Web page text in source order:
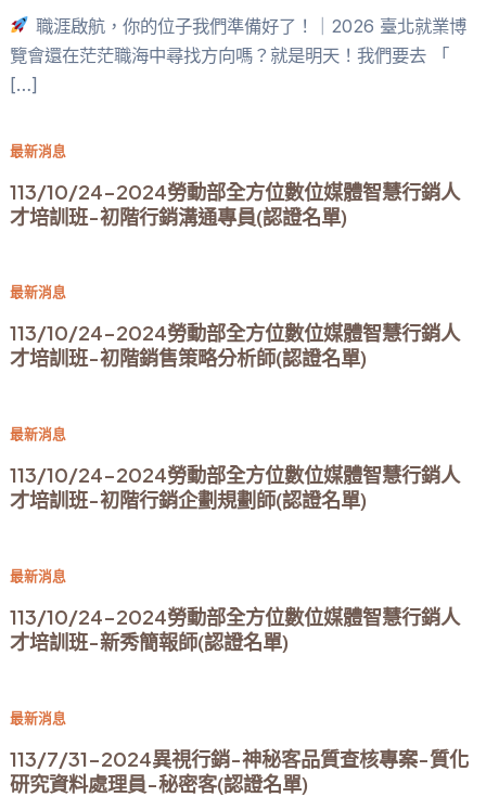
職涯啟航，你的位子我們準備好了！｜2026 臺北就業博
覽會還在茫茫職海中尋找方向嗎？就是明天！我們要去 「
[…]
最新消息
113/10/24-2024勞動部全方位數位媒體智慧行銷人
才培訓班-初階行銷溝通專員(認證名單)
最新消息
113/10/24-2024勞動部全方位數位媒體智慧行銷人
才培訓班-初階銷售策略分析師(認證名單)
最新消息
113/10/24-2024勞動部全方位數位媒體智慧行銷人
才培訓班-初階行銷企劃規劃師(認證名單)
最新消息
113/10/24-2024勞動部全方位數位媒體智慧行銷人
才培訓班-新秀簡報師(認證名單)
最新消息
113/7/31-2024異視行銷-神秘客品質查核專案-質化
研究資料處理員-秘密客(認證名單)